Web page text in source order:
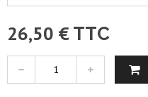
26,50 € TTC